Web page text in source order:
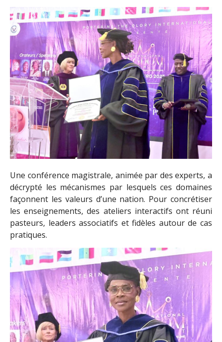
Une conférence magistrale, animée par des experts, a
décrypté les mécanismes par lesquels ces domaines
façonnent les valeurs d’une nation. Pour concrétiser
les enseignements, des ateliers interactifs ont réuni
pasteurs, leaders associatifs et fidèles autour de cas
pratiques.